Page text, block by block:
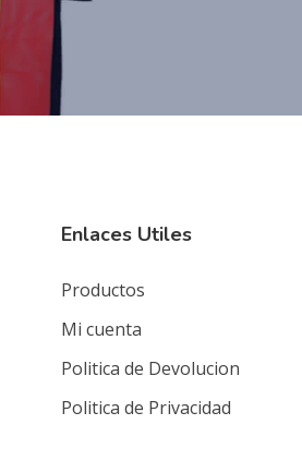
Enlaces Utiles
Productos
Mi cuenta
Politica de Devolucion
Politica de Privacidad